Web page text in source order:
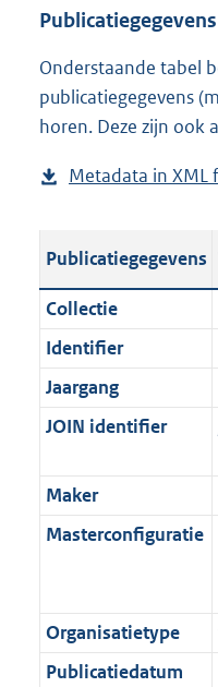
n
o
a
d
u
l
c
a
t
i
e
n
f
o
a
a
t
n
d
s
r
o
t
e
:
4
9
b
w
l
o
a
p
b
i
c
a
t
i
i
n
f
m
a
s
a
n
d
g
o
t
t
e
:
o
b
e
k
d
Publicatiegegevens
Onderstaande tabel
publicatiegegevens
horen. Deze zijn ook
Metadata in XML
Publicatiegegevens
Collectie
Identifier
Jaargang
JOIN identifier
Maker
Masterconfiguratie
Organisatietype
Publicatiedatum